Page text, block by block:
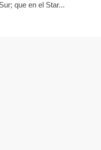
que en el Star...